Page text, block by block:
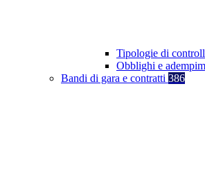
Tipologie di
Obblighi e
Bandi di gara e contratti 386